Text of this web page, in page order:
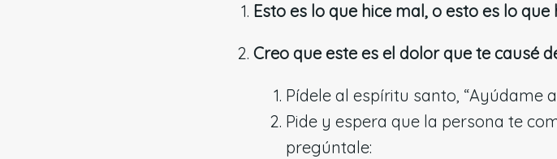
Esto es lo que hice mal, o esto es lo
Creo que este es el dolor que te causé
Pídele al espíritu santo, “Ayúdame
Pide y espera que la persona te
pregúntale: